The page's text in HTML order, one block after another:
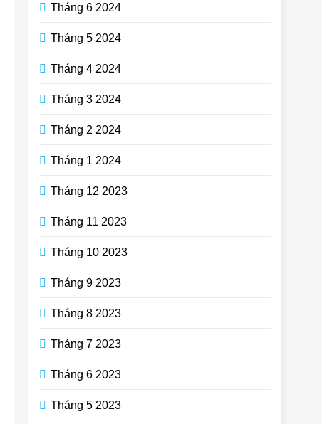
Tháng 6 2024
Tháng 5 2024
Tháng 4 2024
Tháng 3 2024
Tháng 2 2024
Tháng 1 2024
Tháng 12 2023
Tháng 11 2023
Tháng 10 2023
Tháng 9 2023
Tháng 8 2023
Tháng 7 2023
Tháng 6 2023
Tháng 5 2023